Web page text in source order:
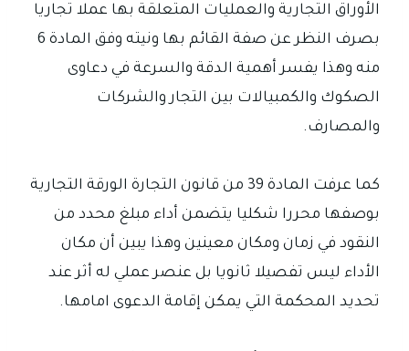
الأوراق التجارية والعمليات المتعلقة بها عملا تجاريا
بصرف النظر عن صفة القائم بها ونيته وفق المادة 6
منه وهذا يفسر أهمية الدقة والسرعة في دعاوى
الصكوك والكمبيالات بين التجار والشركات
والمصارف.
كما عرفت المادة 39 من قانون التجارة الورقة التجارية
بوصفها محررا شكليا يتضمن أداء مبلغ محدد من
النقود في زمان ومكان معينين وهذا يبين أن مكان
الأداء ليس تفصيلا ثانويا بل عنصر عملي له أثر عند
تحديد المحكمة التي يمكن إقامة الدعوى امامها.